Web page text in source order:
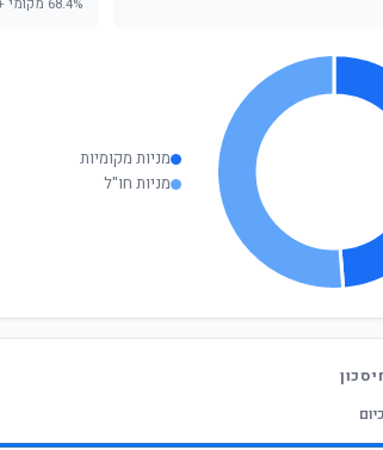
68.4% מקומי + 71.9% חו"ל
מניות מקומיות
מניות חו"ל